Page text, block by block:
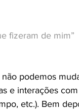
fizeram de mim”
podemos
e interações
etc.). Bem